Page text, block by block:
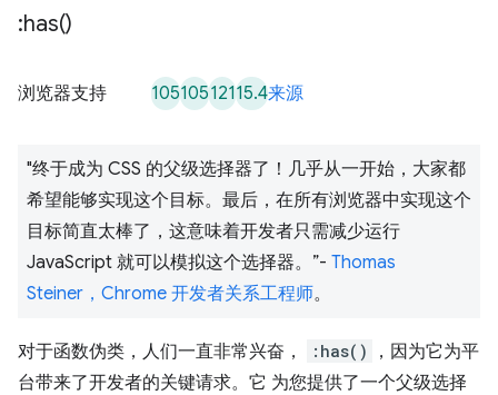
:has()
浏览器支持 10510512115.4来源
"终于成为 CSS 的父级选择器了！几乎从一开始，大家都
希望能够实现这个目标。最后，在所有浏览器中实现这个
目标简直太棒了，这意味着开发者只需减少运行
JavaScript 就可以模拟这个选择器。”- Thomas
Steiner，Chrome 开发者关系工程师。
对于函数伪类，人们一直非常兴奋， :has()
，因为它为平
台带来了开发者的关键请求。它 为您提供了一个父级选择